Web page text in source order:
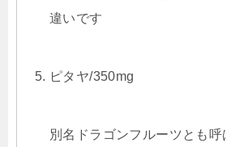
違いです
ピタヤ/350mg
別名ドラゴンフルーツとも呼